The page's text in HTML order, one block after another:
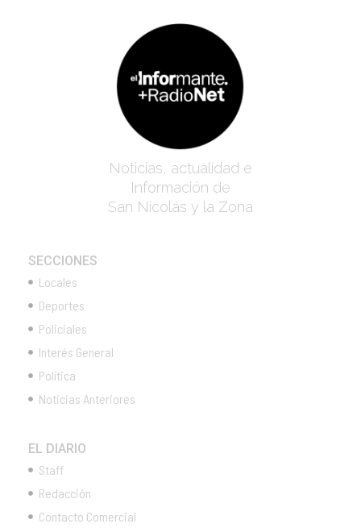
Noticias, actualidad e
Información de
San Nicolás y la Zona
SECCIONES
Locales
Deportes
Policiales
Interés General
Política
Noticias Anteriores
EL DIARIO
Staff
Redacción
Contacto Comercial